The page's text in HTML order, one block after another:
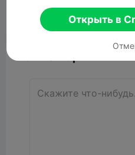
Сообщить об этом
Открыть в